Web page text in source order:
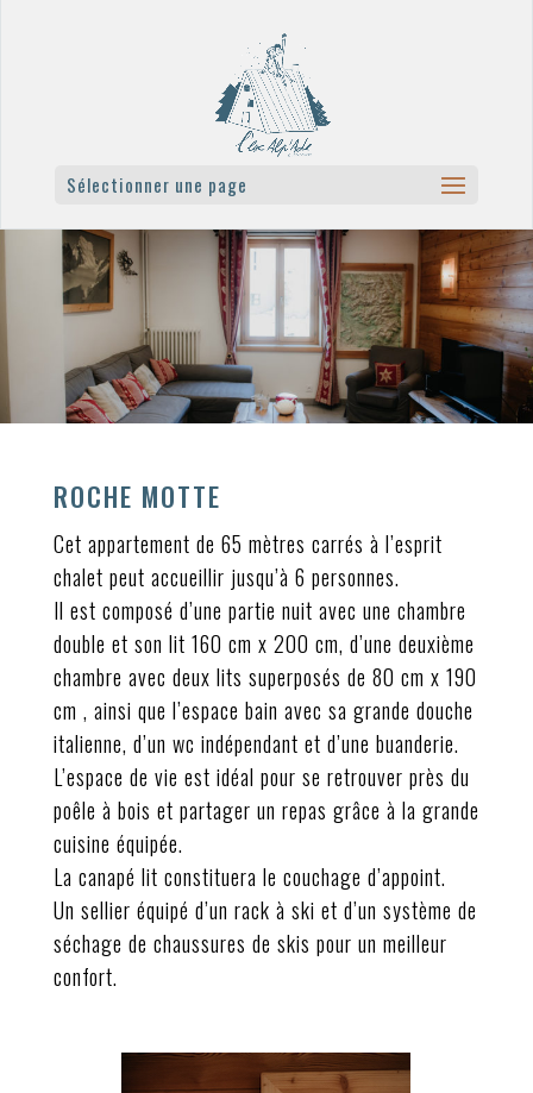
Sélectionner une page
ROCHE MOTTE
Cet appartement de 65 mètres carrés à l’esprit
chalet peut accueillir jusqu’à 6 personnes.
Il est composé d’une partie nuit avec une chambre
double et son lit 160 cm x 200 cm, d’une deuxième
chambre avec deux lits superposés de 80 cm x 190
cm , ainsi que l’espace bain avec sa grande douche
italienne, d’un wc indépendant et d’une buanderie.
L’espace de vie est idéal pour se retrouver près du
poêle à bois et partager un repas grâce à la grande
cuisine équipée.
La canapé lit constituera le couchage d’appoint.
Un sellier équipé d’un rack à ski et d’un système de
séchage de chaussures de skis pour un meilleur
confort.